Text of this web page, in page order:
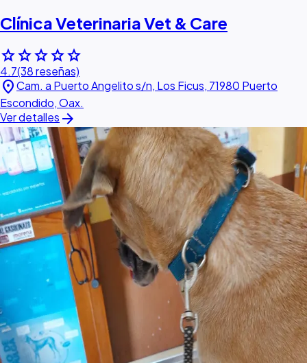
Clínica Veterinaria Vet & Care
starstarstarstarstar
4.7(38 reseñas)
location_onCam. a Puerto Angelito s/n, Los Ficus, 71980 Puerto
Escondido, Oax.
Ver detalles arrow_forward